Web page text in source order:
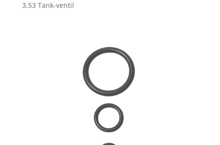
3,53 Tank-ventil